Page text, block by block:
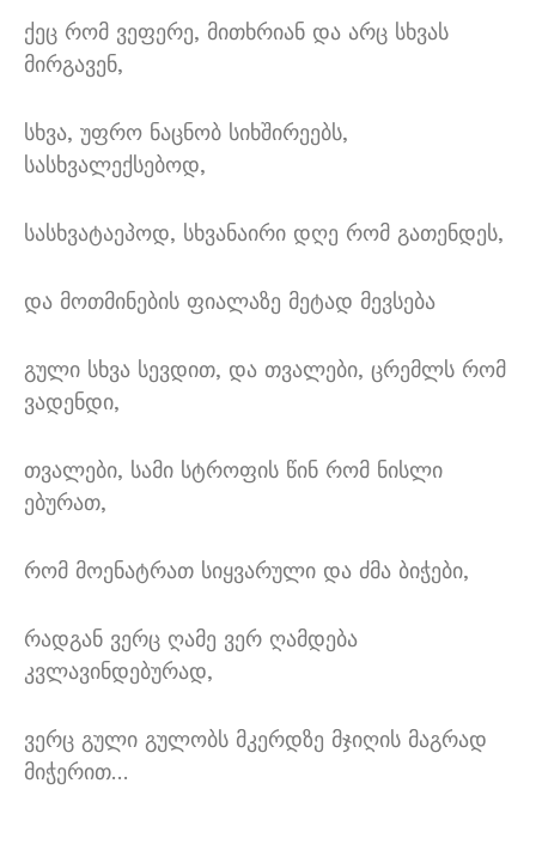
ქეც რომ ვეფერე, მითხრიან და არც სხვას
მირგავენ,
სხვა, უფრო ნაცნობ სიხშირეებს,
სასხვალექსებოდ,
სასხვატაეპოდ, სხვანაირი დღე რომ გათენდეს,
და მოთმინების ფიალაზე მეტად მევსება
გული სხვა სევდით, და თვალები, ცრემლს რომ
ვადენდი,
თვალები, სამი სტროფის წინ რომ ნისლი
ებურათ,
რომ მოენატრათ სიყვარული და ძმა ბიჭები,
რადგან ვერც ღამე ვერ ღამდება
კვლავინდებურად,
ვერც გული გულობს მკერდზე მჯიღის მაგრად
მიჭერით…